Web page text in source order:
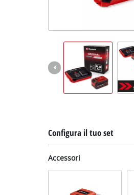
Configura il tuo set
Accessori